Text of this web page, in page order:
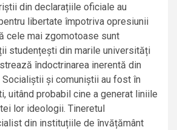
din declarațiile oficiale au
libertate împotriva opresiunii
cele mai zgomotoase sunt
studențești din marile universități
îndoctrinarea inerentă din
Socialiștii și comuniștii au fost în
uitând probabil cine a generat liniile
lor ideologii. Tineretul
din instituțiile de învățământ